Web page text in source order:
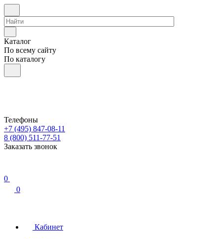
Каталог
По всему сайту
По каталогу
Телефоны
+7 (495) 847-08-11
8 (800) 511-77-51
Заказать звонок
0
0
Кабинет